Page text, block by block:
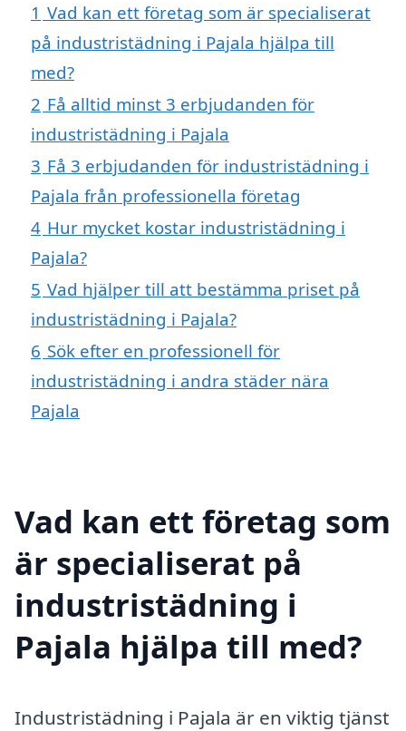
1 Vad kan ett företag som är specialiserat
på industristädning i Pajala hjälpa till
med?
2 Få alltid minst 3 erbjudanden för
industristädning i Pajala
3 Få 3 erbjudanden för industristädning i
Pajala från professionella företag
4 Hur mycket kostar industristädning i
Pajala?
5 Vad hjälper till att bestämma priset på
industristädning i Pajala?
6 Sök efter en professionell för
industristädning i andra städer nära
Pajala
Vad kan ett företag som
är specialiserat på
industristädning i
Pajala hjälpa till med?
Industristädning i Pajala är en viktig tjänst